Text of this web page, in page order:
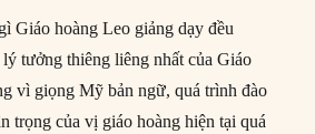
Giáo hoàng Leo giảng dạy đều
tưởng thiêng liêng nhất của Giáo
vì giọng Mỹ bản ngữ, quá trình đào
trọng của vị giáo hoàng hiện tại quá